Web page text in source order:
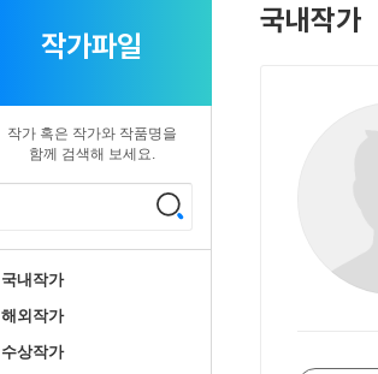
작가파일
작가 혹은 작가와 작품명을
함께 검색해 보세요.
국내작가
해외작가
수상작가
국내작가